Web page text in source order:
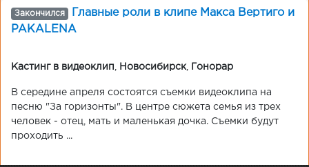
Закончился
Главные роли в клипе Макса Вертиго и
PAKALENA
Кастинг в видеоклип Новосибирск, Гонорар
В середине апреля состоятся съемки видеоклипа на
песню "За горизонты". В центре сюжета семья из трех
человек - отец, мать и маленькая дочка. Съемки будут
проходить ...